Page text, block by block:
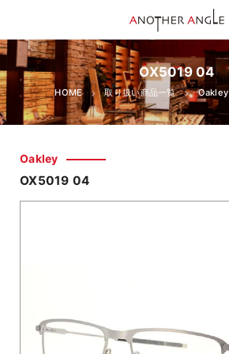
OX5019 04
HOME 取り扱い商品一覧 Oakley
Oakley
OX5019 04